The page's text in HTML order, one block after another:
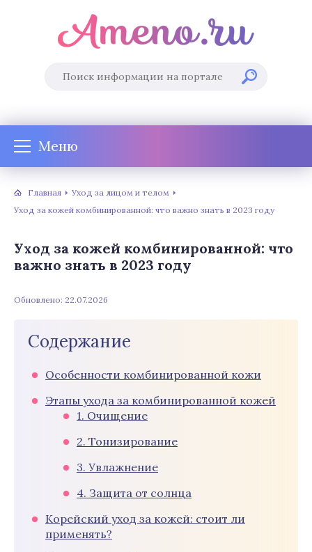
Меню
Главная
Уход за лицом и телом
Уход за кожей комбинированной: что важно знать в 2023 году
Уход за кожей комбинированной: что
важно знать в 2023 году
Обновлено: 22.07.2026
Содержание
Особенности комбинированной кожи
Этапы ухода за комбинированной кожей
1. Очищение
2. Тонизирование
3. Увлажнение
4. Защита от солнца
Корейский уход за кожей: стоит ли
применять?